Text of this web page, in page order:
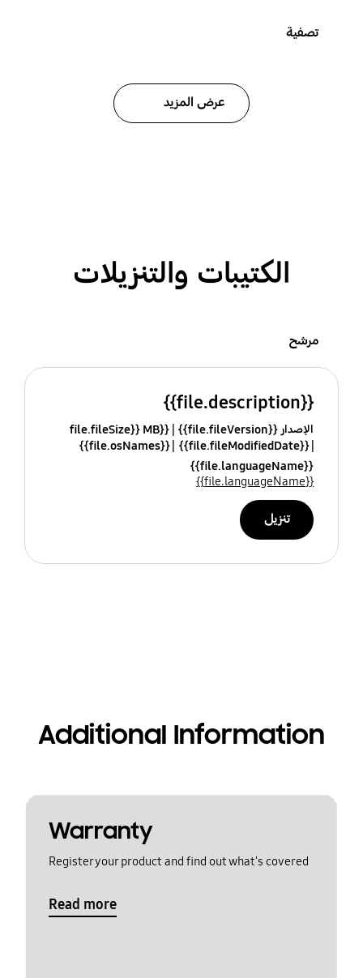
تصفية
عرض المزيد
الكتيبات والتنزيلات
مرشح
{{file.description}}
الإصدار {{file.fileVersion}}
{{file.fileSize}} MB
{{file.fileModifiedDate}}
{{file.osNames}}
{{file.languageName}}
{{file.languageName}}
تنزيل
Additional Information
Warranty
Register your product and find out what's covered
Read more